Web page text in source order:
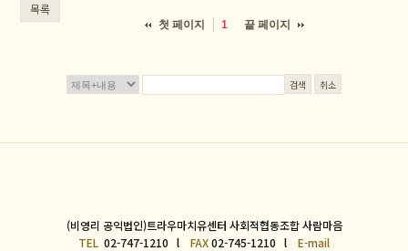
목록
첫 페이지 1 끝 페이지
검색 취소
(비영리 공익법인)트라우마치유센터 사회적협동조합 사람마음
TEL 02-747-1210 l FAX02-745-1210 l E-mail